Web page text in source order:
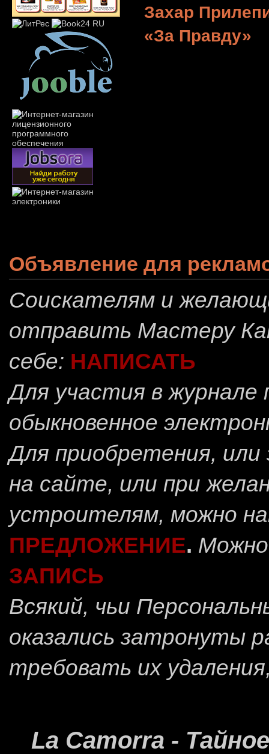
Захар
«За Правду»
Объявление для
Соискателям и
отправить Мастеру
себе: НАПИСАТЬ
Для участия в
обыкновенное
Для приобретения, или
на сайте, или при
устроителям, можно
ПРЕДЛОЖЕНИЕ.
ЗАПИСЬ
Всякий, чьи
оказались затронуты
требовать их
La Camorra -